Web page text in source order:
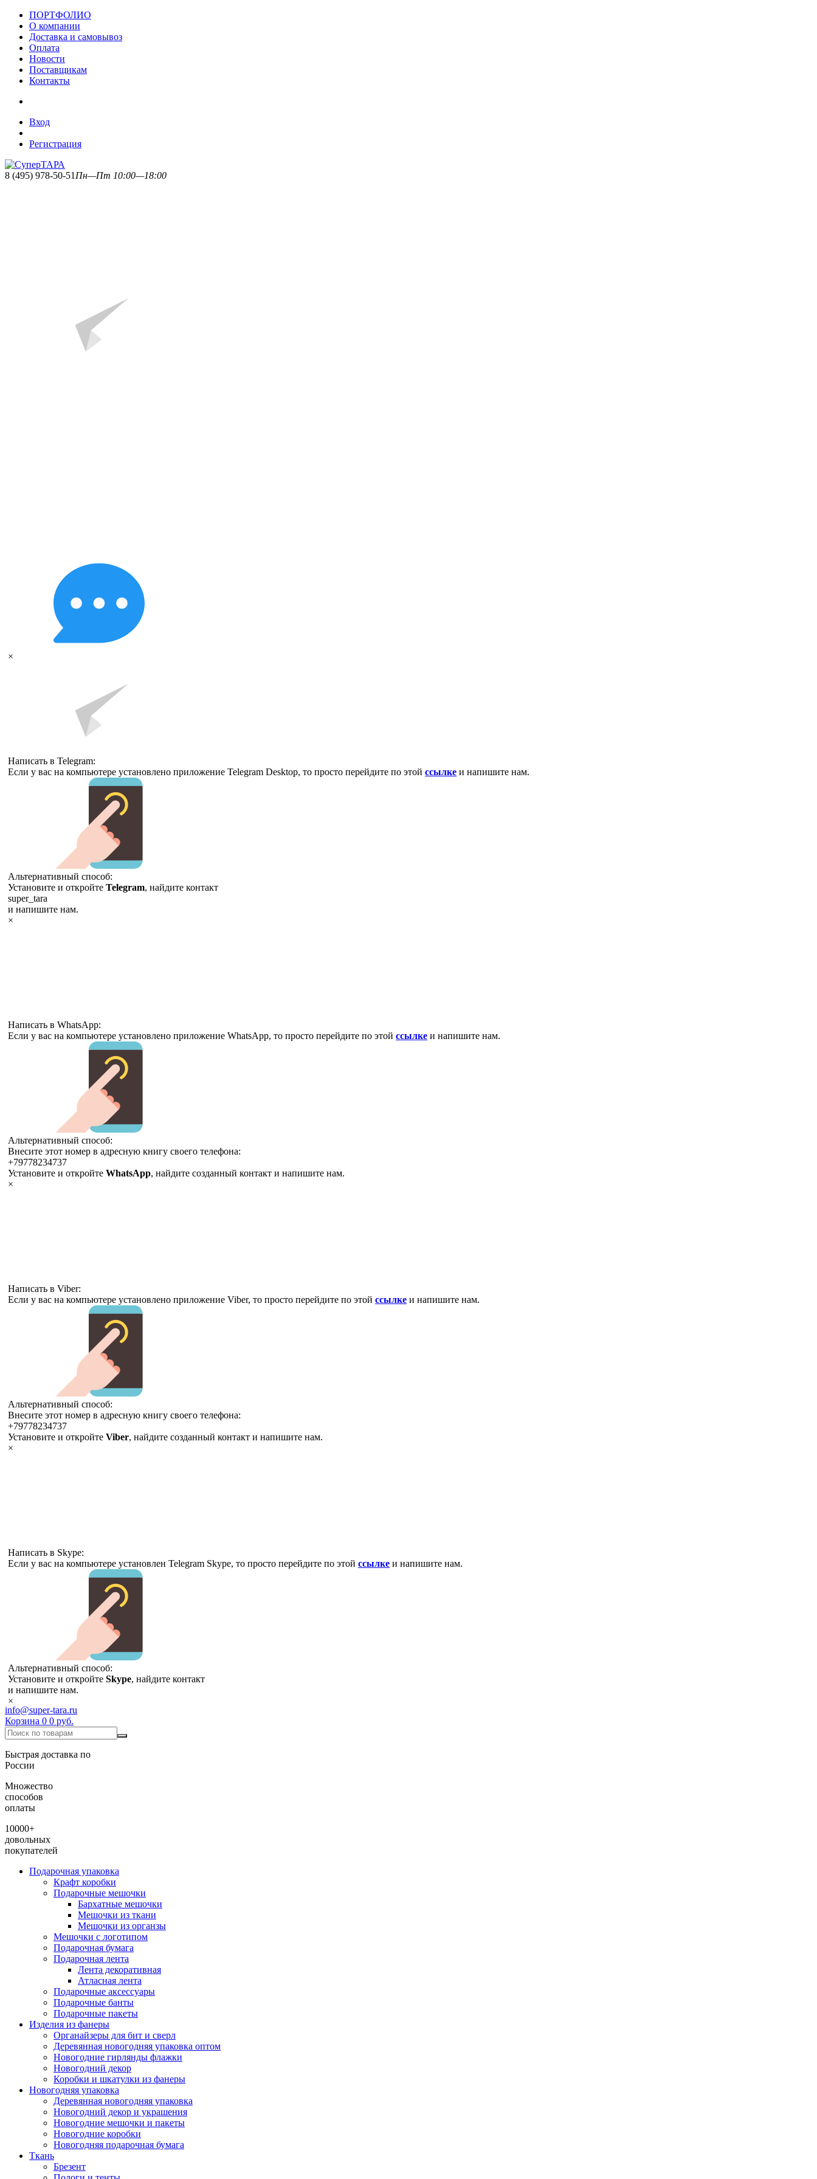
ПОРТФОЛИО
О компании
Доставка и самовывоз
Оплата
Новости
Поставщикам
Контакты
Вход
Регистрация
8 (495) 978-50-51 Пн—Пт 10:00—18:00
×
Написать в Telegram:
Если у вас на компьютере установлено приложение Telegram Desktop, то просто перейдите по этой ссылке и напишите нам.
Альтернативный способ:
Установите и откройте Telegram, найдите контакт
super_tara
и напишите нам.
×
Написать в WhatsApp:
Если у вас на компьютере установлено приложение WhatsApp, то просто перейдите по этой ссылке и напишите нам.
Альтернативный способ:
Внесите этот номер в адресную книгу своего телефона:
+79778234737
Установите и откройте WhatsApp, найдите созданный контакт и напишите нам.
×
Написать в Viber:
Если у вас на компьютере установлено приложение Viber, то просто перейдите по этой ссылке и напишите нам.
Альтернативный способ:
Внесите этот номер в адресную книгу своего телефона:
+79778234737
Установите и откройте Viber, найдите созданный контакт и напишите нам.
×
Написать в Skype:
Если у вас на компьютере установлен Telegram Skype, то просто перейдите по этой ссылке и напишите нам.
Альтернативный способ:
Установите и откройте Skype, найдите контакт
и напишите нам.
×
info@super-tara.ru
Корзина 0 0 руб.
Быстрая доставка по
России
Множество
способов
оплаты
10000+
довольных
покупателей
Подарочная упаковка
Крафт коробки
Подарочные мешочки
Бархатные мешочки
Мешочки из ткани
Мешочки из органзы
Мешочки с логотипом
Подарочная бумага
Подарочная лента
Лента декоративная
Атласная лента
Подарочные аксессуары
Подарочные банты
Подарочные пакеты
Изделия из фанеры
Органайзеры для бит и сверл
Деревянная новогодняя упаковка оптом
Новогодние гирлянды флажки
Новогодний декор
Коробки и шкатулки из фанеры
Новогодняя упаковка
Деревянная новогодняя упаковка
Новогодний декор и украшения
Новогодние мешочки и пакеты
Новогодние коробки
Новогодняя подарочная бумага
Ткань
Брезент